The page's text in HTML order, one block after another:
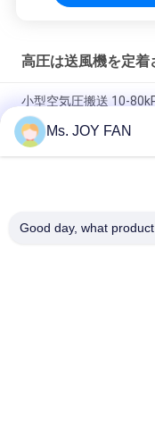
高圧は送風機を定着
小型空気圧搬送 10-
DN200 30-132KW
ルーツ スタイルの吹風
4.89-17.86m3/Min
Ms. JOY FAN
Good day, what